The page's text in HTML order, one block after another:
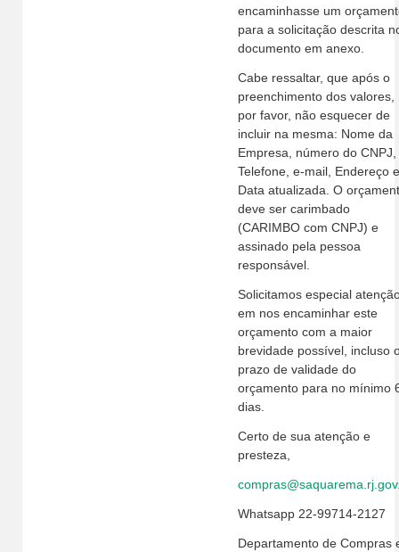
encaminhasse um
para a solicitação descrita
documento em anexo.
Cabe ressaltar, que após o
preenchimento dos valores,
por favor, não esquecer de
incluir na mesma: Nome da
Empresa, número do CNPJ,
Telefone, e-mail, Endereço e
Data atualizada. O
deve ser carimbado
(CARIMBO com CNPJ) e
assinado pela pessoa
responsável.
Solicitamos especial
em nos encaminhar este
orçamento com a maior
brevidade possível, incluso
prazo de validade do
orçamento para no mínimo
dias.
Certo de sua atenção e
presteza,
Whatsapp 22-99714-2127
Departamento de Compras